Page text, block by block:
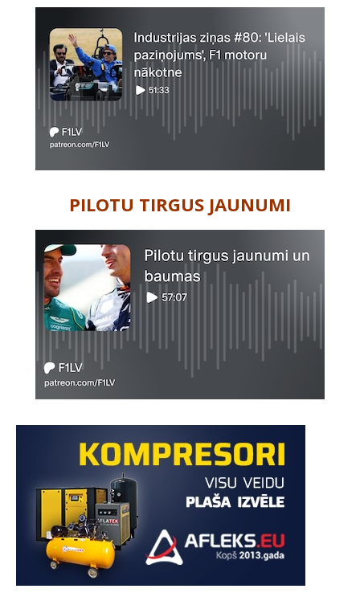
PILOTU TIRGUS JAUNUMI